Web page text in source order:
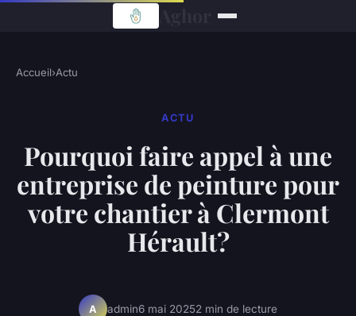
Accueil›Actu
ACTU
Pourquoi faire appel à une
entreprise de peinture pour
votre chantier à Clermont
Hérault?
A admin6 mai 20252 min de lecture